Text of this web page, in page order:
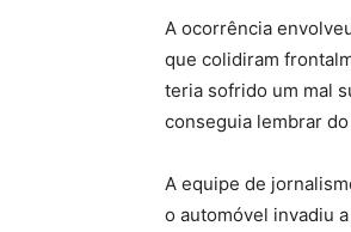
A ocorrência
que colidiram
teria sofrido um mal
conseguia lembrar
A equipe de
o automóvel invadiu